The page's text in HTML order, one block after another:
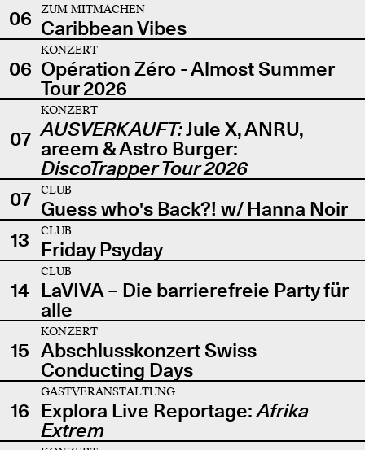
06
ZUM MITMACHEN
Caribbean Vibes
06
KONZERT
Opération Zéro - Almost Summer
Tour 2026
07
KONZERT
AUSVERKAUFT:Jule X, ANRU,
areem & Astro Burger:
DiscoTrapper Tour 2026
07
CLUB
Guess who's Back?! w/ Hanna Noir
13
CLUB
Friday Psyday
14
CLUB
LaVIVA – Die barrierefreie Party für
alle
15
KONZERT
Abschlusskonzert Swiss
Conducting Days
16
GASTVERANSTALTUNG
Explora Live Reportage:Afrika
Extrem